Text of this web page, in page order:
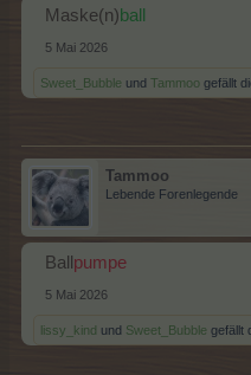
Maske(n)ball
5 Mai 2026
Sweet_Bubble und Tammoo gefällt
Tammoo
Lebende Forenlegende
Ball pumpe
5 Mai 2026
lissy_kind und Sweet_Bubble gefällt